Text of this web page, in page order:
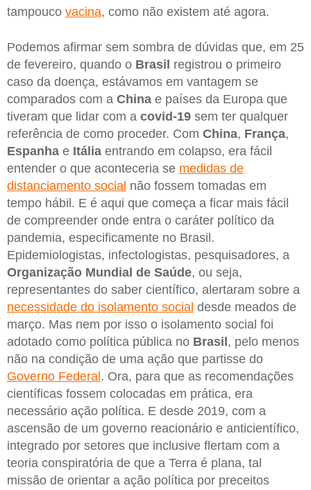
tampouco vacina, como não existem até agora.
Podemos afirmar sem sombra de dúvidas que, em 25
de fevereiro, quando o Brasil registrou o primeiro
caso da doença, estávamos em vantagem se
comparados com a China e países da Europa que
tiveram que lidar com a covid-19 sem ter qualquer
referência de como proceder. Com China, França,
Espanha e Itália entrando em colapso, era fácil
entender o que aconteceria se medidas de
distanciamento social não fossem tomadas em
tempo hábil. E é aqui que começa a ficar mais fácil
de compreender onde entra o caráter político da
pandemia, especificamente no Brasil.
Epidemiologistas, infectologistas, pesquisadores, a
Organização Mundial de Saúde, ou seja,
representantes do saber científico, alertaram sobre a
necessidade do isolamento social desde meados de
março. Mas nem por isso o isolamento social foi
adotado como política pública no Brasil , pelo menos
não na condição de uma ação que partisse do
Governo Federal . Ora, para que as recomendações
científicas fossem colocadas em prática, era
necessário ação política. E desde 2019, com a
ascensão de um governo reacionário e anticientífico,
integrado por setores que inclusive flertam com a
teoria conspiratória de que a Terra é plana, tal
missão de orientar a ação política por preceitos